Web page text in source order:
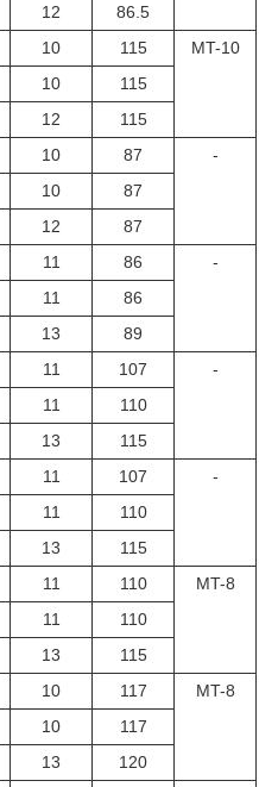
12
86.5
10 115
MT-10
10
115
12
115
10 87
-
10
87
12
87
11 86
-
11
86
13
89
11 107
-
11
110
13
115
11 107
-
11
110
13
115
11 110
MT-8
11
110
13
115
10 117
MT-8
10
117
13 120